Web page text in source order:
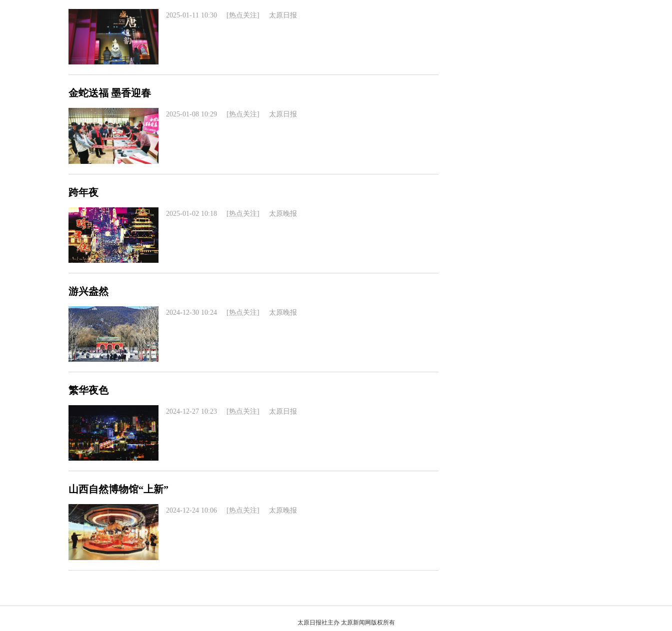
2025-01-11 10:30 [热点关注] 太原日报
金蛇送福 墨香迎春
2025-01-08 10:29 [热点关注] 太原日报
跨年夜
2025-01-02 10:18 [热点关注] 太原晚报
游兴盎然
2024-12-30 10:24 [热点关注] 太原晚报
繁华夜色
2024-12-27 10:23 [热点关注] 太原日报
山西自然博物馆“上新”
2024-12-24 10:06 [热点关注] 太原晚报
太原日报社主办 太原新闻网版权所有